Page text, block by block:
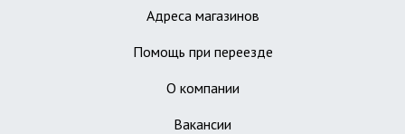
Адреса магазинов
Помощь при переезде
О компании
Вакансии